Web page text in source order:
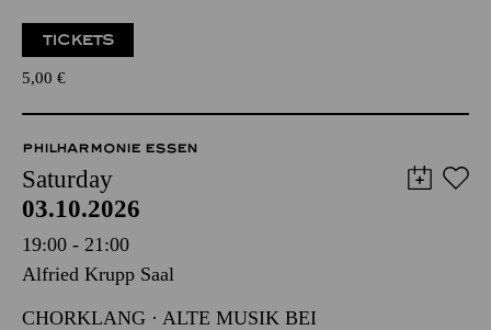
TICKETS
5,00 €
PHILHARMONIE ESSEN
Saturday
03.10.2026
19:00 - 21:00
Alfried Krupp Saal
CHORKLANG · ALTE MUSIK BEI